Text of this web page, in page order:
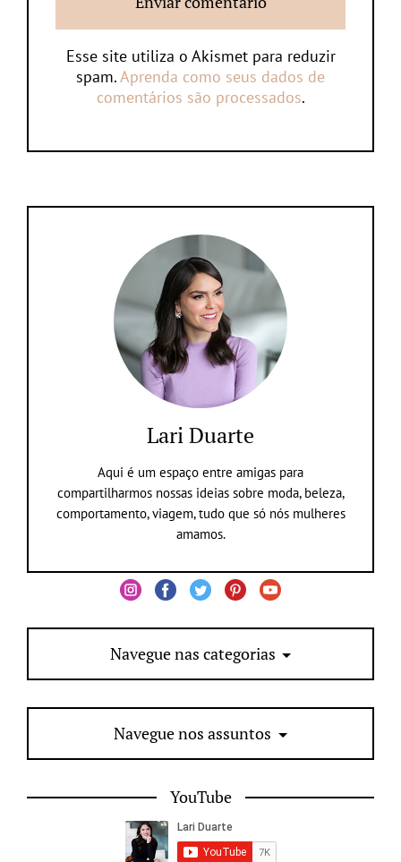
Esse site utiliza o Akismet para reduzir
spam.Aprenda como seus dados de
comentários são processados.
Lari Duarte
Aqui é um espaço entre amigas para
compartilharmos nossas ideias sobre moda, beleza,
comportamento, viagem, tudo que só nós mulheres
amamos.
Navegue nas categorias
Navegue nos assuntos
YouTube